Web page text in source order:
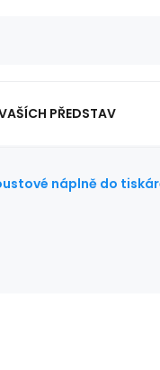
PŘEDSTAV
náplně do